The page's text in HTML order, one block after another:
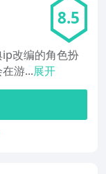
8.5
改编的角色扮
游...展开